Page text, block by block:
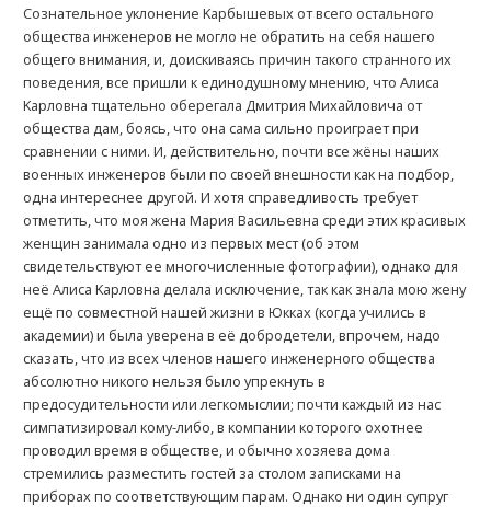
Сознательное уклонение Kарбышевых от всего остального
общества инженеров не могло не обратить на себя нашего
общего внимания, и, доискиваясь причин такого странного их
поведения, все пришли к единодушному мнению, что Алиса
Kарловна тщательно оберегала Дмитрия Михайловича от
общества дам, боясь, что она сама сильно проиграет при
сравнении с ними. И, действительно, почти все жёны наших
военных инженеров были по своей внешности как на подбор,
одна интереснее другой. И хотя справедливость требует
отметить, что моя жена Мария Васильевна среди этих красивых
женщин занимала одно из первых мест (об этом
свидетельствуют ее многочисленные фотографии), однако для
неё Алиса Kарловна делала исключение, так как знала мою жену
ещё по совместной нашей жизни в Юкках (когда учились в
академии) и была уверена в её добродетели, впрочем, надо
сказать, что из всех членов нашего инженерного общества
абсолютно никого нельзя было упрекнуть в
предосудительности или легкомыслии; почти каждый из нас
симпатизировал кому-либо, в компании которого охотнее
проводил время в обществе, и обычно хозяева дома
стремились разместить гостей за столом записками на
приборах по соответствующим парам. Однако ни один супруг